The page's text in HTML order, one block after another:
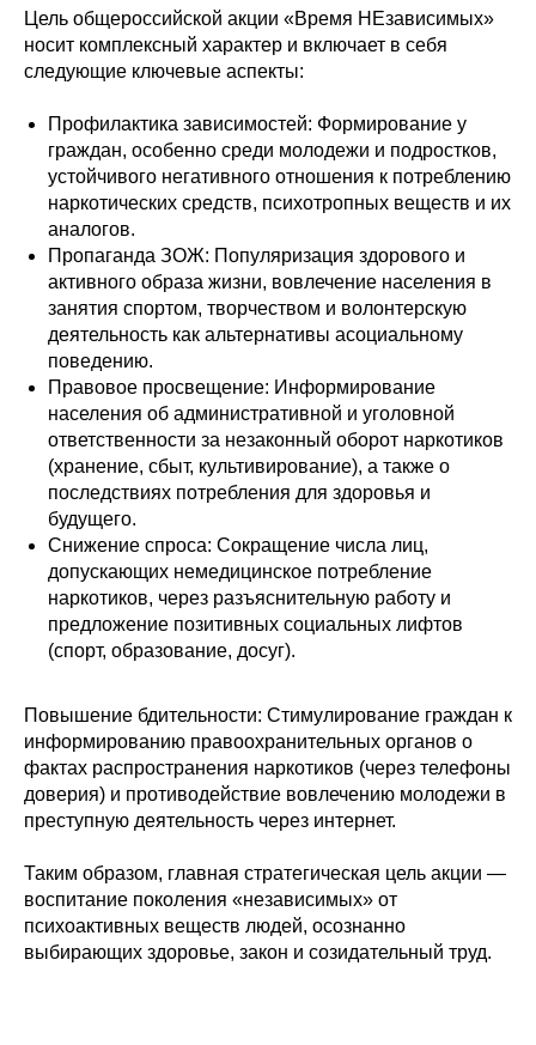
Цель общероссийской акции «Время НЕзависимых»
носит комплексный характер и включает в себя
следующие ключевые аспекты:
Профилактика зависимостей: Формирование у
граждан, особенно среди молодежи и подростков,
устойчивого негативного отношения к потреблению
наркотических средств, психотропных веществ и их
аналогов.
Пропаганда ЗОЖ: Популяризация здорового и
активного образа жизни, вовлечение населения в
занятия спортом, творчеством и волонтерскую
деятельность как альтернативы асоциальному
поведению.
Правовое просвещение: Информирование
населения об административной и уголовной
ответственности за незаконный оборот наркотиков
(хранение, сбыт, культивирование), а также о
последствиях потребления для здоровья и
будущего.
Снижение спроса: Сокращение числа лиц,
допускающих немедицинское потребление
наркотиков, через разъяснительную работу и
предложение позитивных социальных лифтов
(спорт, образование, досуг).
Повышение бдительности: Стимулирование граждан к
информированию правоохранительных органов о
фактах распространения наркотиков (через телефоны
доверия) и противодействие вовлечению молодежи в
преступную деятельность через интернет.
Таким образом, главная стратегическая цель акции —
воспитание поколения «независимых» от
психоактивных веществ людей, осознанно
выбирающих здоровье, закон и созидательный труд.